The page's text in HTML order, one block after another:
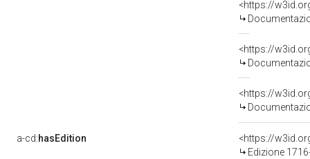
a-cd:hasEdition
<https://
Edizione